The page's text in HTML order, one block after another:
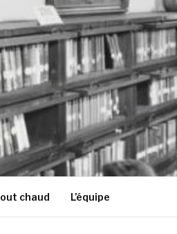
chaud L’équipe